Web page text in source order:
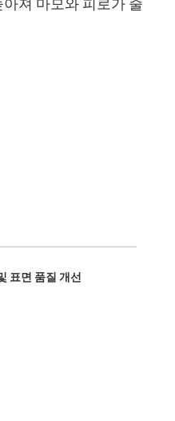
져 마모와 피로가 줄
표면 품질 개선